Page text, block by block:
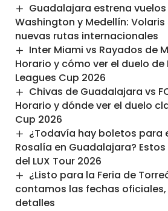
Guadalajara estrena
Washington y Medellín:
nuevas rutas internacionales
Inter Miami vs Rayados de
Horario y cómo ver el duelo de
Leagues Cup 2026
Chivas de Guadalajara vs
Horario y dónde ver el duelo
Cup 2026
¿Todavía hay boletos para
Rosalía en Guadalajara?
del LUX Tour 2026
¿Listo para la Feria de
contamos las fechas
detalles